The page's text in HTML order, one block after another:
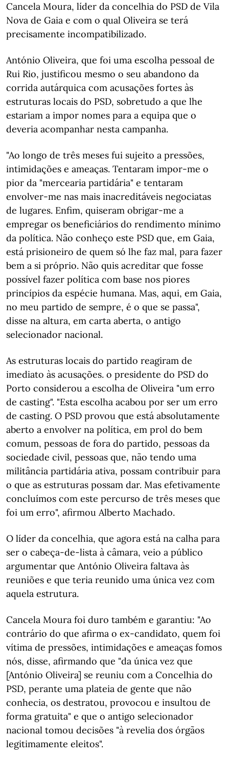
Cancela Moura, líder da concelhia do PSD de Vila
Nova de Gaia e com o qual Oliveira se terá
precisamente incompatibilizado.
António Oliveira, que foi uma escolha pessoal de
Rui Rio, justificou mesmo o seu abandono da
corrida autárquica com acusações fortes às
estruturas locais do PSD, sobretudo a que lhe
estariam a impor nomes para a equipa que o
deveria acompanhar nesta campanha.
"Ao longo de três meses fui sujeito a pressões,
intimidações e ameaças. Tentaram impor-me o
pior da "mercearia partidária" e tentaram
envolver-me nas mais inacreditáveis negociatas
de lugares. Enfim, quiseram obrigar-me a
empregar os beneficiários do rendimento mínimo
da política. Não conheço este PSD que, em Gaia,
está prisioneiro de quem só lhe faz mal, para fazer
bem a si próprio. Não quis acreditar que fosse
possível fazer política com base nos piores
princípios da espécie humana. Mas, aqui, em Gaia,
no meu partido de sempre, é o que se passa",
disse na altura, em carta aberta, o antigo
selecionador nacional.
As estruturas locais do partido reagiram de
imediato às acusações. o presidente do PSD do
Porto considerou a escolha de Oliveira "um erro
de casting". "Esta escolha acabou por ser um erro
de casting. O PSD provou que está absolutamente
aberto a envolver na política, em prol do bem
comum, pessoas de fora do partido, pessoas da
sociedade civil, pessoas que, não tendo uma
militância partidária ativa, possam contribuir para
o que as estruturas possam dar. Mas efetivamente
concluímos com este percurso de três meses que
foi um erro", afirmou Alberto Machado.
O líder da concelhia, que agora está na calha para
ser o cabeça-de-lista à câmara, veio a público
argumentar que António Oliveira faltava às
reuniões e que teria reunido uma única vez com
aquela estrutura.
Cancela Moura foi duro também e garantiu: "Ao
contrário do que afirma o ex-candidato, quem foi
vítima de pressões, intimidações e ameaças fomos
nós, disse, afirmando que "da única vez que
[António Oliveira] se reuniu com a Concelhia do
PSD, perante uma plateia de gente que não
conhecia, os destratou, provocou e insultou de
forma gratuita" e que o antigo selecionador
nacional tomou decisões "à revelia dos órgãos
legitimamente eleitos".